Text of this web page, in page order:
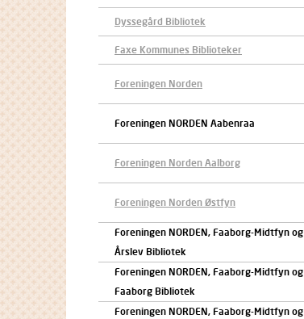
Dyssegård Bibliotek
Faxe Kommunes Biblioteker
Foreningen Norden
Foreningen NORDEN Aabenraa
Foreningen Norden Aalborg
Foreningen Norden Østfyn
Foreningen NORDEN, Faaborg-Midtfyn og
Årslev Bibliotek
Foreningen NORDEN, Faaborg-Midtfyn og
Faaborg Bibliotek
Foreningen NORDEN, Faaborg-Midtfyn og